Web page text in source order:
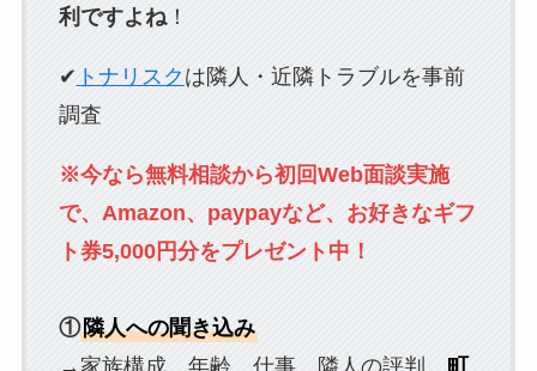
利ですよね！
✔ トナリスク は隣人・近隣トラブルを事前
調査
※今なら無料相談から初回Web面談実施
で、Amazon、paypayなど、お好きなギフ
ト券5,000円分をプレゼント中！
①隣人への聞き込み
→家族構成、年齢、仕事、隣人の評判、 町